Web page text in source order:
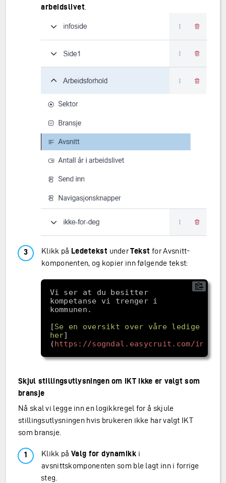
arbeidslivet
Klikk på Ledetekst underTekst for Avsnitt-
komponenten, og kopier inn følgende tekst:
Vi ser at du besitter
kompetanse vi trenger i
[Se en oversikt over våre ledige
her]
(https://sogndal.easycruit.com/
Skjul stillingsutlysningen om IKT ikke er valgt som
bransje
Nå skal vi legge inn en logikkregel for å skjule
stillingsutlysningen hvis brukeren ikke har valgt IKT
som bransje.
Klikk på Valg for dynamikk i
avsnittskomponenten som ble lagt inn i forrige
steg.